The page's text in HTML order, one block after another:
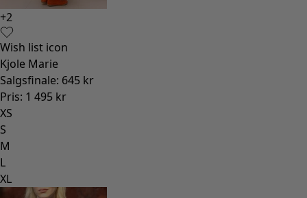
+2
Wish list icon
Kjole Marie
Salgsfinale: 645 kr
Pris: 1 495 kr
XS
S
M
L
XL